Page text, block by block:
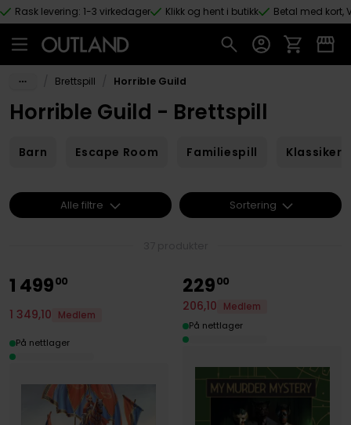
Hopp til hovedinnhold
Rask levering: 1-3 virkedager Klikk og hent i butikk Betal med kort,
Brettspill Horrible Guild
Horrible Guild - Brettspill
Barn Escape Room Familiespill Klassikere
1 49900
1 349,10 Medlem
På nettlager
22900
206,10
Medlem
På nettlager
Alle filtre Sortering